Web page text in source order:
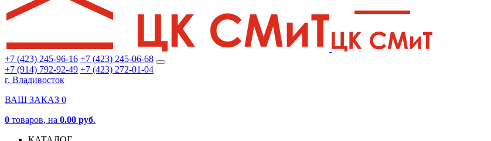
+7 (423) 245-96-16 +7 (423) 245-06-68
+7 (914) 792-92-49 +7 (423) 272-01-04
г. Владивосток
ВАШ ЗАКАЗ 0
0 товаров, на 0.00 руб.